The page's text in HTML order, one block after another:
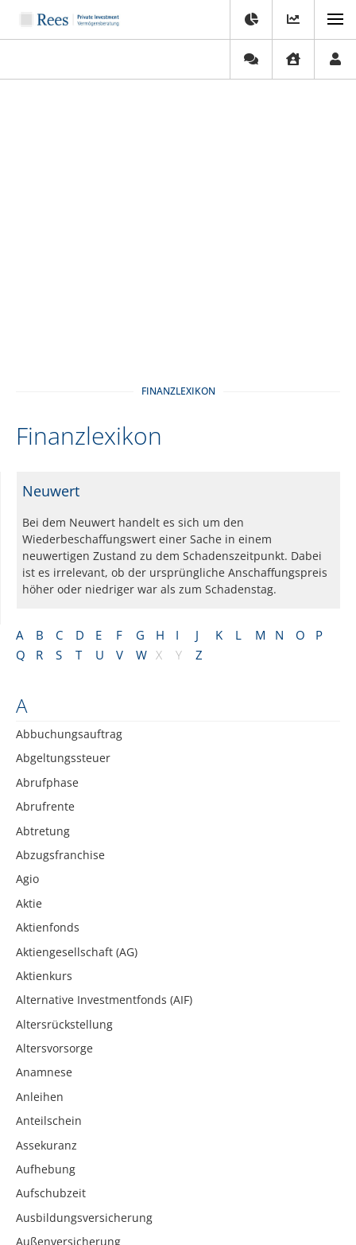
FINANZLEXIKON
Finanzlexikon
A B C D E F G H I J K L M N O
P
Q
R S T U V W X Y Z
A
Abbuchungsauftrag
Abgeltungssteuer
Abrufphase
Abrufrente
Abtretung
Abzugsfranchise
Agio
Aktie
Aktienfonds
Aktiengesellschaft (AG)
Aktienkurs
Alternative Investmentfonds (AIF)
Altersrückstellung
Altersvorsorge
Anamnese
Anleihen
Anteilschein
Assekuranz
Aufhebung
Aufschubzeit
Ausbildungsversicherung
Außenversicherung
Neuwert
Bei dem Neuwert handelt es sich um den
Wiederbeschaffungswert einer Sache in einem
neuwertigen Zustand zu dem Schadenszeitpunkt. Dabei
ist es irrelevant, ob der ursprüngliche Anschaffungspreis
höher oder niedriger war als zum Schadenstag.